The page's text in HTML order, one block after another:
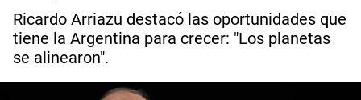
Ricardo Arriazu destacó las oportunidades que
tiene la Argentina para crecer: "Los planetas
se alinearon".